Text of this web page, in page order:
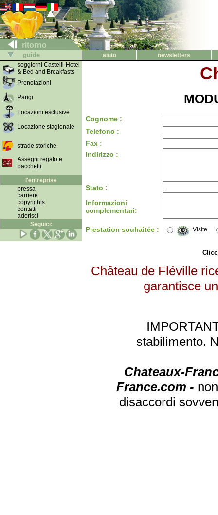
ritorno
guide aiuto
newsletters
soggiorni Castelli-Hotel
& Bed and Breakfasts
Prenotazioni
Parigi
Locazioni esclusive
Locazione stagionale
strade storiche
Assegni regalo e
pacchetti
l'entreprise
pressa
carriere
copyrights
contatti
aderisci
Seguici:
Cognome :
Telefono :
Fax :
Indirizzo :
Stato :
Informazioni
complementari:
Prestation souhaitée : Visite
Château de Fléville
garantisce
stabilimento.
Chateaux-
France.com -
disaccordi